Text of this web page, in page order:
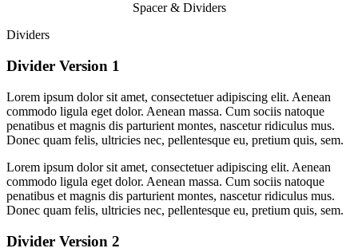
Spacer & Dividers
Dividers
Divider Version 1
Lorem ipsum dolor sit amet, consectetuer adipiscing elit. Aenean
commodo ligula eget dolor. Aenean massa. Cum sociis natoque
penatibus et magnis dis parturient montes, nascetur ridiculus mus.
Donec quam felis, ultricies nec, pellentesque eu, pretium quis, sem.
Lorem ipsum dolor sit amet, consectetuer adipiscing elit. Aenean
commodo ligula eget dolor. Aenean massa. Cum sociis natoque
penatibus et magnis dis parturient montes, nascetur ridiculus mus.
Donec quam felis, ultricies nec, pellentesque eu, pretium quis, sem.
Divider Version 2